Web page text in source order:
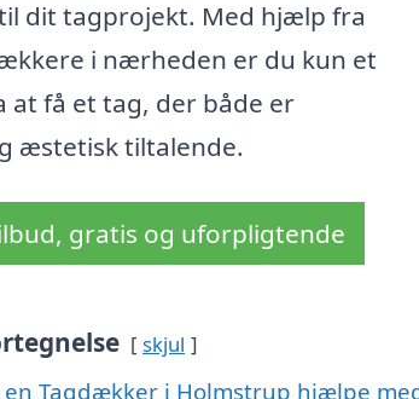
dit tagprojekt. Med hjælp fra
i nærheden er du kun et
at få et tag, der både er
æstetisk tiltalende.
gratis og uforpligtende
skjul
en Tagdækker i Holmstrup hjælpe